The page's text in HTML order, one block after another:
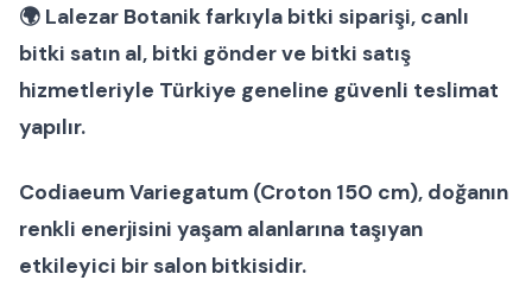
🌍 Lalezar Botanikfarkıyla bitki siparişi, canlı
bitki satın al, bitki gönderve bitki satış
hizmetleriyle Türkiye geneline güvenli teslimat
yapılır.
Codiaeum Variegatum (Croton 150 cm), doğanın
renkli enerjisini yaşam alanlarına taşıyan
etkileyici birsalon bitkisidir.